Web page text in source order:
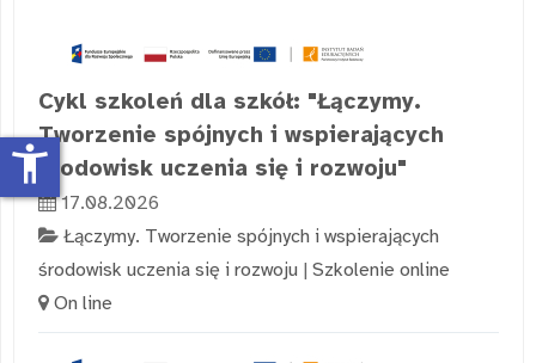
Cykl szkoleń dla szkół: "Łączymy.
Tworzenie spójnych i wspierających
środowisk uczenia się i rozwoju"
17.08.2026
Łączymy. Tworzenie spójnych i wspierających
środowisk uczenia się i rozwoju | Szkolenie online
On line
accessibility_new